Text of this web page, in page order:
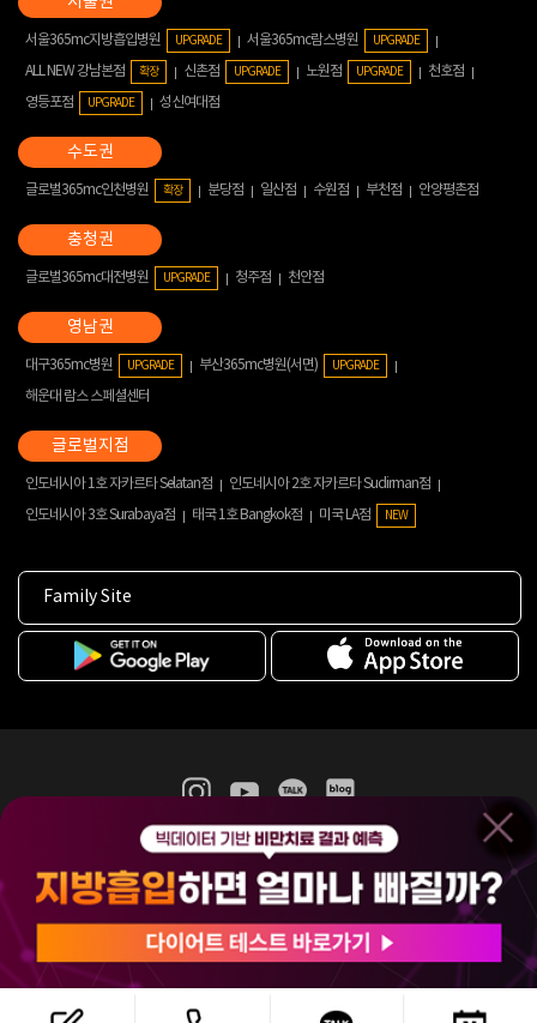
서울365mc지방흡입병원 UPGRADE 서울365mc람스병원 UPGRADE
ALL NEW 강남본점 확장 신촌점 UPGRADE 노원점 UPGRADE
천호점
영등포점
UPGRADE 성신여대점
글로벌365mc인천병원 확장 분당점 일산점 수원점 부천점 안양평촌점
글로벌365mc대전병원 UPGRADE 청주점 천안점
대구365mc병원 UPGRADE 부산365mc병원(서면) UPGRADE
해운대 람스 스페셜센터
인도네시아 1호 자카르타 Selatan점
인도네시아 2호 자카르타 Sudirman점
인도네시아 3호 Surabaya점
태국 1호 Bangkok점 미국 LA점 NEW
Family Site
365mc 병·의원 이용약관
홈페이지 이용약관
비급여진료수가
(주)365mcㅣ서울특별시 서초구 서초대로52길 7, 3~4층(서초동, 제일빌딩)
120-87-04354ㅣ김남철
COPYRIGHT(C) 2025 365mc. ALL RIGHTS RESERVED.